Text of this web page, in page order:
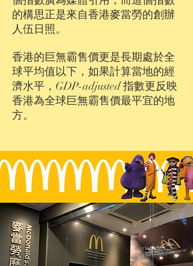
的構思正是來自香港麥當勞的創辦
人伍日照。
香港的巨無霸售價更是長期處於全
球平均值以下，如果計算當地的經
濟水平，GDP-adjusted 指數更反映
香港為全球巨無霸售價最平宜的地
方。